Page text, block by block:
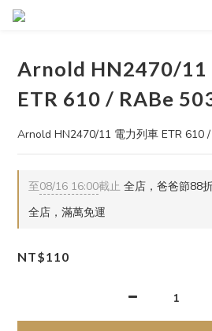
Arnold HN2470/11
ETR 610 / RABe
Arnold HN2470/11 電力列車 ETR 610
至08/16 16:00截止 全店，爸爸節88
全店，滿萬免運
NT$110